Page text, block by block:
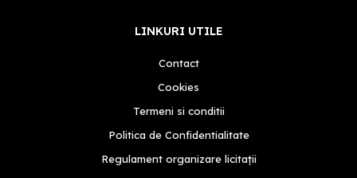
LINKURI UTILE
Contact
Cookies
Termeni si conditii
Politica de Confidentialitate
Regulament organizare licitații